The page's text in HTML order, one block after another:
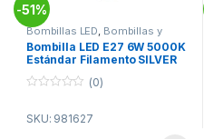
-51%
Bombillas LED Bombillas y
Tubos ,Electricidad
Bombilla LED E27 6W 5000K
Estándar Filamento SILVER
u
(0)
SKU: 981627